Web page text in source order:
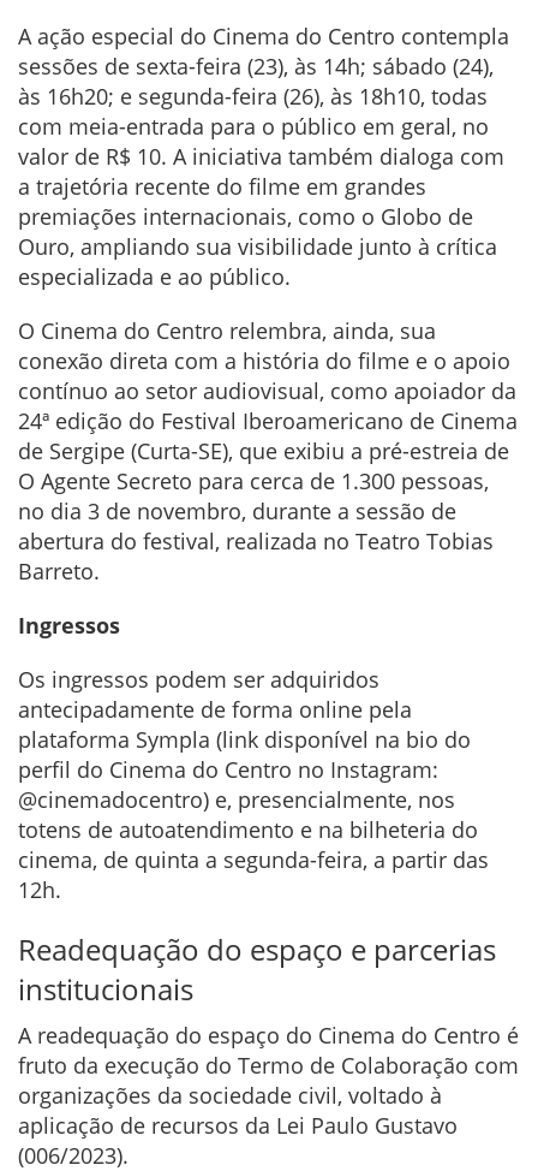
A ação especial do Cinema do Centro contempla
sessões de sexta-feira (23), às 14h; sábado (24),
às 16h20; e segunda-feira (26), às 18h10, todas
com meia-entrada para o público em geral, no
valor de R$ 10. A iniciativa também dialoga com
a trajetória recente do filme em grandes
premiações internacionais, como o Globo de
Ouro, ampliando sua visibilidade junto à crítica
especializada e ao público.
O Cinema do Centro relembra, ainda, sua
conexão direta com a história do filme e o apoio
contínuo ao setor audiovisual, como apoiador da
24ª edição do Festival Iberoamericano de Cinema
de Sergipe (Curta-SE), que exibiu a pré-estreia de
O Agente Secreto para cerca de 1.300 pessoas,
no dia 3 de novembro, durante a sessão de
abertura do festival, realizada no Teatro Tobias
Barreto.
Ingressos
Os ingressos podem ser adquiridos
antecipadamente de forma online pela
plataforma Sympla (link disponível na bio do
perfil do Cinema do Centro no Instagram:
@cinemadocentro) e, presencialmente, nos
totens de autoatendimento e na bilheteria do
cinema, de quinta a segunda-feira, a partir das
12h.
Readequação do espaço e parcerias
institucionais
A readequação do espaço do Cinema do Centro é
fruto da execução do Termo de Colaboração com
organizações da sociedade civil, voltado à
aplicação de recursos da Lei Paulo Gustavo
(006/2023).